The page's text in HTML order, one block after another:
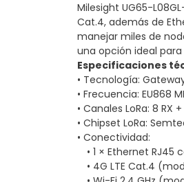
Milesight UG65-
Cat.4, además de
manejar miles de
una opción ideal
Especificaciones
• Tecnología:
• Frecuencia: EU868
• Canales LoRa: 8 RX +
• Chipset LoRa:
• Conectividad:
• 1 × Ethernet RJ45
• 4G LTE Cat.4